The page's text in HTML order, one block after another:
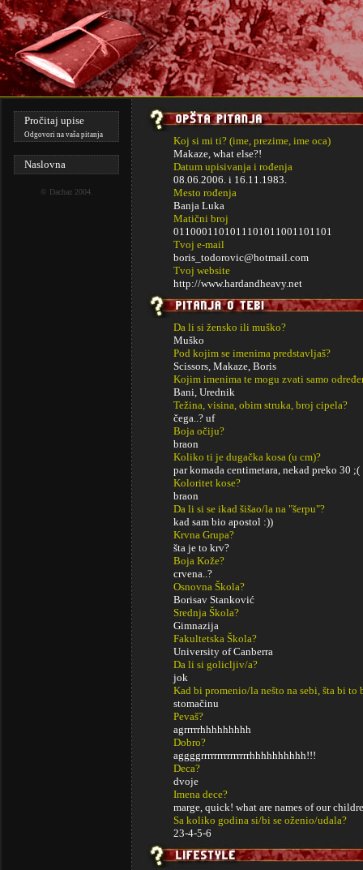
Pročitaj upise
Odgovori na vaša pitanja
Naslovna
© Dachaz2004.
Koj si mi ti? (ime, prezime, ime oca)
Makaze, what else?!
Datum upisivanja i rođenja
08.06.2006. i 16.11.1983.
Mesto rođenja
Banja Luka
Matični broj
0110001101011101011001101101
Tvoj e-mail
boris_todorovic@hotmail.com
Tvoj website
http://www.hardandheavy.net
Da li si žensko ili muško?
Muško
Pod kojim se imenima predstavljaš?
Scissors, Makaze, Boris
Kojim imenima te mogu zvati samo
Bani, Urednik
Težina, visina, obim struka, broj cipela?
čega..? uf
Boja očiju?
braon
Koliko ti je dugačka kosa (u cm)?
par komada centimetara, nekad preko 30 ;(
Koloritet kose?
braon
Da li si se ikad šišao/la na "šerpu"?
kad sam bio apostol :))
Krvna Grupa?
šta je to krv?
Boja Kože?
crvena..?
Osnovna Škola?
Borisav Stanković
Srednja Škola?
Gimnazija
Fakultetska Škola?
University of Canberra
Da li si golicljiv/a?
jok
Kad bi promenio/la nešto na sebi, šta bi to
stomačinu
Pevaš?
agrrrrrhhhhhhhhh
Dobro?
aggggrrrrrrrrrrrrrrrhhhhhhhhhh!!!
Deca?
dvoje
Imena dece?
marge, quick! what are names of our
Sa koliko godina si/bi se oženio/udala?
23-4-5-6